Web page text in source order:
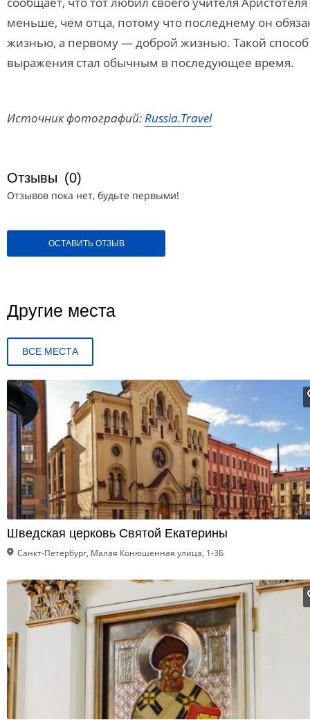
меньше, чем отца, потому что последнему он
жизнью, а первому — доброй жизнью. Такой способ
выражения стал обычным в последующее время.
Источник фотографий:Russia.Travel
Отзывы (0)
Отзывов пока нет, будьте первыми!
ОСТАВИТЬ ОТЗЫВ
Другие места
ВСЕ МЕСТА
Шведская церковь Святой Екатерины
Санкт-Петербург, Малая Конюшенная улица, 1-3Б